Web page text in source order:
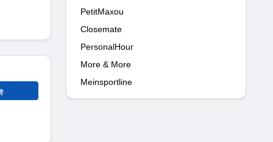
PetitMaxou
Closemate
PersonalHour
More & More
Meinsportline